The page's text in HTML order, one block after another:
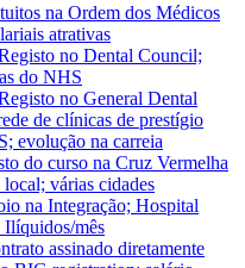
na Ordem dos Médicos
atrativas
no Dental Council;
do NHS
no General Dental
de clínicas de prestígio
evolução na carreia
do curso na Cruz Vermelha
várias cidades
na Integração; Hospital
mês
assinado diretamente